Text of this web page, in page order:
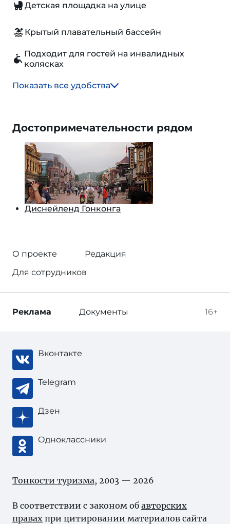
Детская площадка на улице
Крытый плавательный бассейн
Подходит для гостей на инвалидных
колясках
Показать все удобства
Достопримечательности рядом
Диснейленд Гонконга
О проекте
Редакция
Для сотрудников
16+
Реклама Документы
Вконтакте
Telegram
Дзен
Одноклассники
Тонкости туризма, 2003 — 2026
В соответствии с законом об авторских
правах при цитировании материалов сайта